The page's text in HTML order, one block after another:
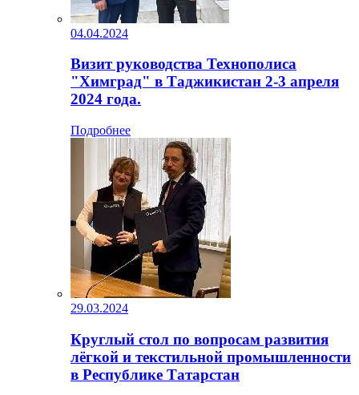
04.04.2024
Визит руководства Технополиса
"Химград" в Таджикистан 2-3 апреля
2024 года.
Подробнее
29.03.2024
Круглый стол по вопросам развития
лёгкой и текстильной промышленности
в Республике Татарстан